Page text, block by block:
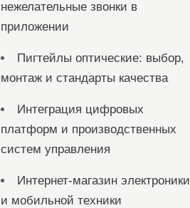
нежелательные звонки в
приложении
Пигтейлы оптические: выбор,
монтаж и стандарты качества
Интеграция цифровых
платформ и производственных
систем управления
Интернет-магазин электроники
и мобильной техники